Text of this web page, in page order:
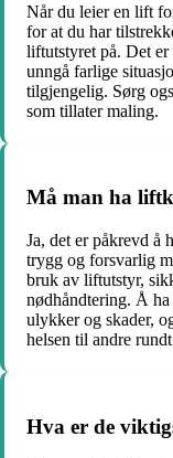
Når du leier en lift
for at du har
liftutstyret på. Det
unngå farlige
tilgjengelig. Sørg
som tillater maling.
Må man ha
Ja, det er påkrevd å
trygg og forsvarlig
bruk av liftutstyr,
nødhåndtering. Å
ulykker og skader,
helsen til andre
Hva er de